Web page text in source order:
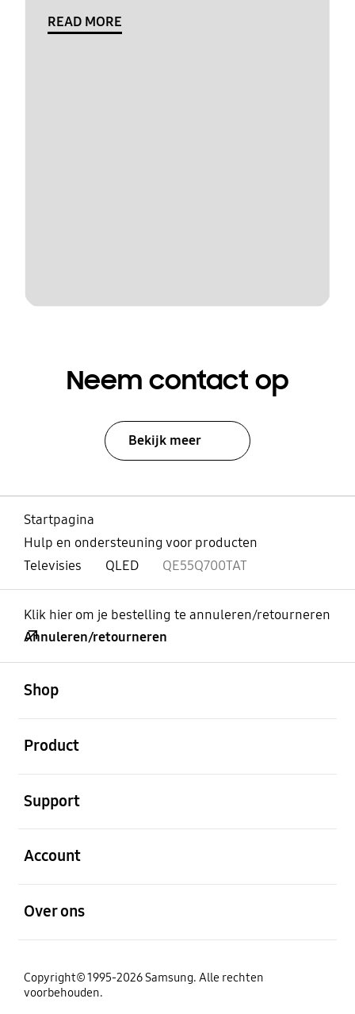
READ MORE
Neem contact op
Bekijk meer
Startpagina
Hulp en ondersteuning voor producten
Televisies
QLED QE55Q700TAT
Klik hier om je bestelling te annuleren/retourneren
Annuleren/retourneren
Shop
Product
Support
Account
Over ons
Copyright© 1995-2026 Samsung. Alle rechten
voorbehouden.